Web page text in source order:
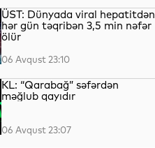
ÜST: Dünyada viral hepatitdən
hər gün təqribən 3,5 min nəfər
ölür
06 Avqust 23:10
KL: “Qarabağ” səfərdən
məğlub qayıdır
06 Avqust 23:07